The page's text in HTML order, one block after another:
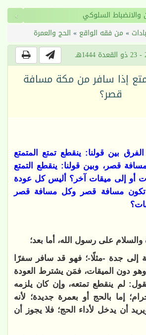
القرآن والانضباط السلوكي ›
» من فقه الواقع » الحج والعمرة
إذا سافر من مكة مسافة
قصر؟
بين قولنا: ينقطع تمتع المتمتع
قصر، وبين قولنا: ينقطع التمتع
أو إلى ميقات آخر؟ أليس كل عودة
تكون مسافة قصر وكل مسافة قصر
والسلام على رسول الله، أما بعد؛
إلى جدة -مثلًا-؛ فهو قد سافر سفرًا
وهو دون الميقات، فمَن يشترط العودة
لم ينقطع تمتعه، وإن كان يلزمه
إما بالحج أو بعمرة جديدة؛ لأنه
أن يدخل لأداء الحج؛ فلا يجوز أن